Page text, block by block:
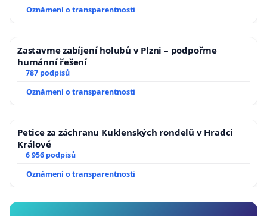
Oznámení o transparentnosti
Zastavme zabíjení holubů v Plzni – podpořme
humánní řešení
787 podpisů
Oznámení o transparentnosti
Petice za záchranu Kuklenských rondelů v Hradci
Králové
6 956 podpisů
Oznámení o transparentnosti